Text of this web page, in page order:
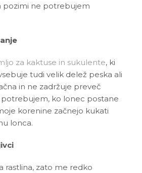
pozimi ne potrebujem
za kaktuse in sukulente, ki
tudi velik delež peska ali
in ne zadržuje preveč
potrebujem, ko lonec postane
korenine začnejo kukati
lonca.
rastlina, zato me redko